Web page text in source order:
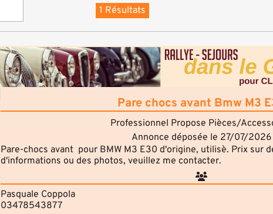
1 Résultats
Pare chocs avant Bmw M3
Professionnel Propose Pièces/
Annonce déposée le 27/07/2026
Pare-chocs avant pour BMW M3 E30 d'origine, utilisè. Prix sur
d'informations ou des photos, veuillez me contacter.
Pasquale Coppola
03478543877